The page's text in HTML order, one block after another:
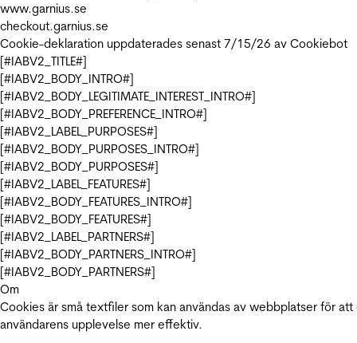
www.garnius.se
checkout.garnius.se
Cookie-deklaration uppdaterades senast 7/15/26 av Cookiebot
[#IABV2_TITLE#]
[#IABV2_BODY_INTRO#]
[#IABV2_BODY_LEGITIMATE_INTEREST_INTRO#]
[#IABV2_BODY_PREFERENCE_INTRO#]
[#IABV2_LABEL_PURPOSES#]
[#IABV2_BODY_PURPOSES_INTRO#]
[#IABV2_BODY_PURPOSES#]
[#IABV2_LABEL_FEATURES#]
[#IABV2_BODY_FEATURES_INTRO#]
[#IABV2_BODY_FEATURES#]
[#IABV2_LABEL_PARTNERS#]
[#IABV2_BODY_PARTNERS_INTRO#]
[#IABV2_BODY_PARTNERS#]
Om
Cookies är små textfiler som kan användas av webbplatser för att
användarens upplevelse mer effektiv.